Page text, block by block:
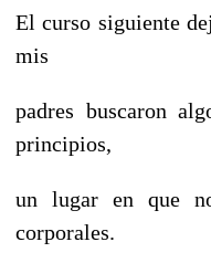
El curso siguiente
mis
padres buscaron
principios,
un lugar en que
corporales.